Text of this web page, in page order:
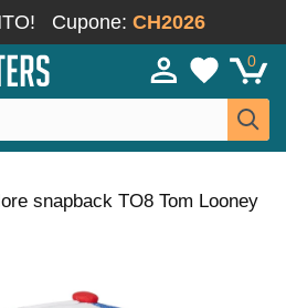
Cupone: CH2026
0
snapback TO8 Tom Looney